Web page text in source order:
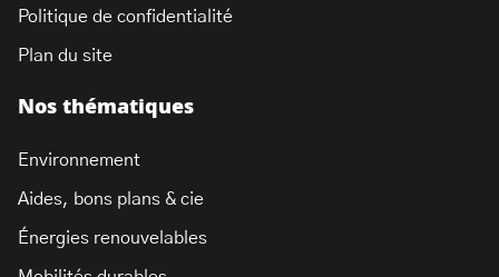
Nos thématiques
Environnement
Aides, bons plans & cie
Énergies renouvelables
Politique de confidentialité
Plan du site